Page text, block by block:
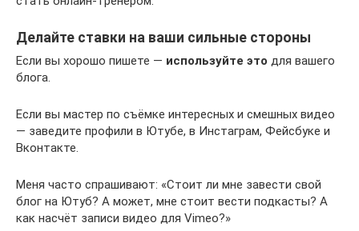
Делайте ставки на ваши сильные стороны
Если вы хорошо пишете — используйте это для вашего
блога.
Если вы мастер по съёмке интересных и смешных видео
— заведите профили в Ютубе, в Инстаграм, Фейсбуке и
Вконтакте.
Меня часто спрашивают: «Стоит ли мне завести свой
блог на Ютуб? А может, мне стоит вести подкасты? А
как насчёт записи видео для Vimeo?»